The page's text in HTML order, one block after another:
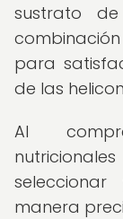
sustrato
para
de las
Al
manera